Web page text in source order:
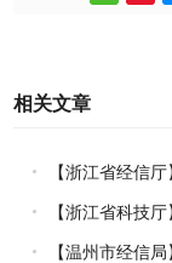
相关文章
【浙江省经信
能竞赛的通知
【浙江省科技
的通知【温州市经信